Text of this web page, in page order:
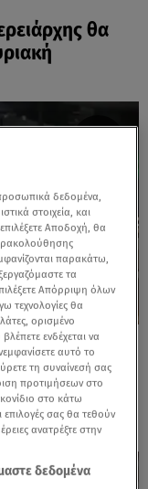
θα
με
δεδομένα,
στοιχεία, και
Αποδοχή, θα
παρακάτω,
τα
Απόρριψη όλων
τεχνολογίες θα
ορισμένο
ενδέχεται να
αυτό το
τη συναίνεσή σας
προτιμήσεων στο
στο κάτω
επιλογές σας θα τεθούν
ανατρέξτε στην
δεδομένα